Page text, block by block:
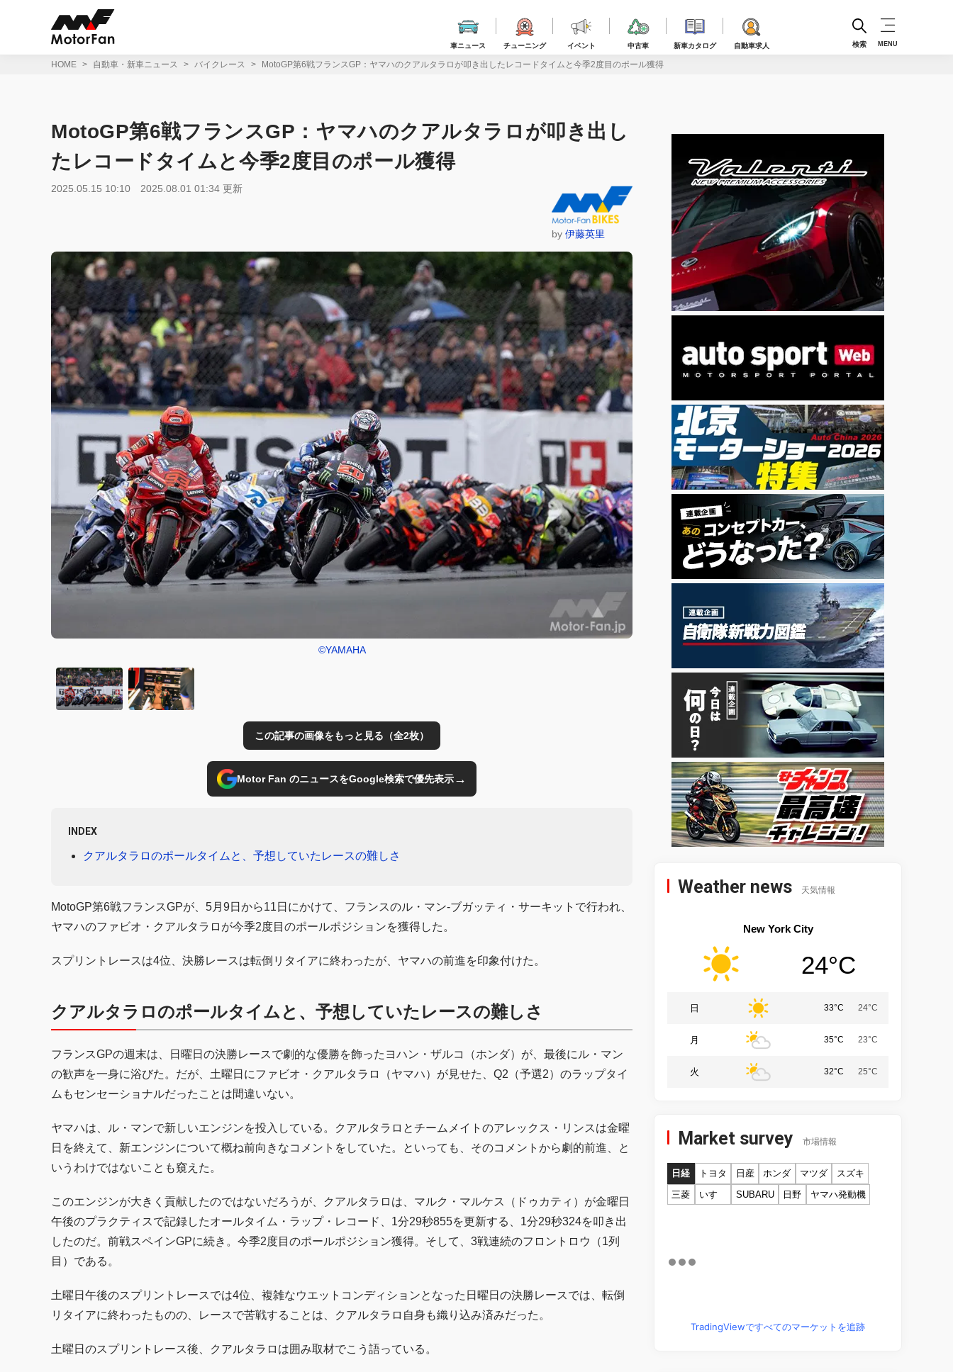
車ニュース チューニング イベント 中古車 新車カタログ 自動車求人 検索 MENU
HOME 自動車・新車ニュース バイクレース MotoGP第6戦フランスGP：ヤマハのクアルタラロが叩き出したレコードタイムと今季2度目のポール獲得
MotoGP第6戦フランスGP：ヤマハのクアルタラロが叩き出し
たレコードタイムと今季2度目のポール獲得
2025.05.15 10:10 2025.08.01 01:34 更新
by伊藤英里
©YAMAHA
この記事の画像をもっと見る（全2枚）
Motor Fan のニュースをGoogle検索で優先表示→
INDEX
クアルタラロのポールタイムと、予想していたレースの難しさ
MotoGP第6戦フランスGPが、5月9日から11日にかけて、フランスのル・マン-ブガッティ・サーキットで行われ、
ヤマハのファビオ・クアルタラロが今季2度目のポールポジションを獲得した。
スプリントレースは4位、決勝レースは転倒リタイアに終わったが、ヤマハの前進を印象付けた。
クアルタラロのポールタイムと、予想していたレースの難しさ
フランスGPの週末は、日曜日の決勝レースで劇的な優勝を飾ったヨハン・ザルコ（ホンダ）が、最後にル・マン
の歓声を一身に浴びた。だが、土曜日にファビオ・クアルタラロ（ヤマハ）が見せた、Q2（予選2）のラップタイ
ムもセンセーショナルだったことは間違いない。
ヤマハは、ル・マンで新しいエンジンを投入している。クアルタラロとチームメイトのアレックス・リンスは金曜
日を終えて、新エンジンについて概ね前向きなコメントをしていた。といっても、そのコメントから劇的前進、と
いうわけではないことも窺えた。
このエンジンが大きく貢献したのではないだろうが、クアルタラロは、マルク・マルケス（ドゥカティ）が金曜日
午後のプラクティスで記録したオールタイム・ラップ・レコード、1分29秒855を更新する、1分29秒324を叩き出
したのだ。前戦スペインGPに続き。今季2度目のポールポジション獲得。そして、3戦連続のフロントロウ（1列
目）である。
土曜日午後のスプリントレースでは4位、複雑なウエットコンディションとなった日曜日の決勝レースでは、転倒
リタイアに終わったものの、レースで苦戦することは、クアルタラロ自身も織り込み済みだった。
土曜日のスプリントレース後、クアルタラロは囲み取材でこう語っている。
Weather news 天気情報
New York City
24°C
日 33°C 24°C
月 35°C 23°C
火 32°C 25°C
Market survey 市場情報
日経 トヨタ 日産 ホンダ マツダ
スズキ
三菱
いすゞ SUBARU 日野 ヤマハ発動機
TradingViewですべてのマーケットを追跡